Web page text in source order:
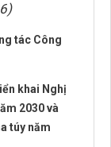
tác Công
khai Nghị
2030 và
túy năm